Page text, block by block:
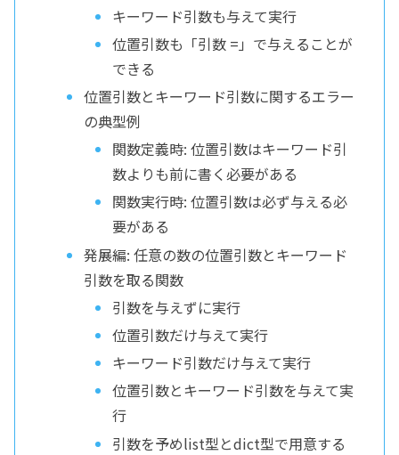
キーワード引数も与えて実行
位置引数も「引数 =」で与えることが
できる
位置引数とキーワード引数に関するエラー
の典型例
関数定義時: 位置引数はキーワード引
数よりも前に書く必要がある
関数実行時: 位置引数は必ず与える必
要がある
発展編: 任意の数の位置引数とキーワード
引数を取る関数
引数を与えずに実行
位置引数だけ与えて実行
キーワード引数だけ与えて実行
位置引数とキーワード引数を与えて実
行
引数を予めlist型とdict型で用意する